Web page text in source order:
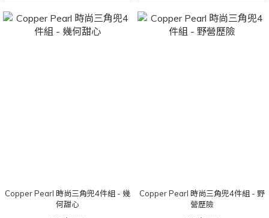
Copper Pearl 時尚三角兜4件組 - 幾
何甜心
Copper Pearl 時尚三角兜4件組 - 野
營歷險